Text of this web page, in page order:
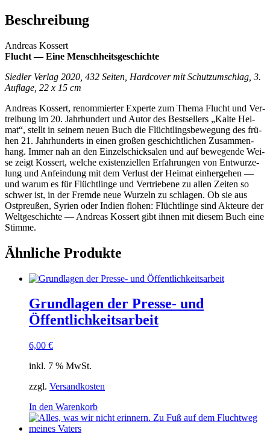
Beschreibung
Andre­as Kossert
Flucht — Eine Menschheitsgeschichte
Sied­ler Ver­lag 2020, 432 Sei­ten, Hard­co­ver mit Schutz­um­schlag, 3.
Auf­la­ge, 22 x 15 cm
Andre­as Kos­sert, renom­mier­ter Exper­te zum The­ma Flucht und Ver­
trei­bung im 20. Jahr­hun­dert und Autor des Best­sel­lers „Kal­te Hei­
mat“, stellt in sei­nem neu­en Buch die Flücht­lings­be­we­gung des frü­
hen 21. Jahr­hun­derts in einen gro­ßen geschicht­li­chen Zusam­men­
hang. Immer nah an den Ein­zel­schick­sa­len und auf bewe­gen­de Wei­
se zeigt Kos­sert, wel­che exis­ten­zi­el­len Erfah­run­gen von Ent­wur­ze­
lung und Anfein­dung mit dem Ver­lust der Hei­mat ein­her­ge­hen —
und war­um es für Flücht­lin­ge und Ver­trie­be­ne zu allen Zei­ten so
schwer ist, in der Frem­de neue Wur­zeln zu schla­gen. Ob sie aus
Ost­preu­ßen, Syri­en oder Indi­en flo­hen: Flücht­lin­ge sind Akteu­re der
Welt­ge­schich­te — Andre­as Kos­sert gibt ihnen mit die­sem Buch eine
Stimme.
Ähnliche Produkte
Grundlagen der Presse- und
Öffentlichkeitsarbeit
6,00 €
inkl. 7 % MwSt.
zzgl. Versandkosten
In den Warenkorb